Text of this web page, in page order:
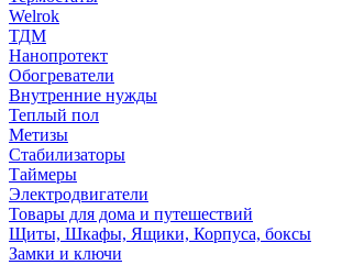
Welrok
ТДМ
Нанопротект
Обогреватели
Внутренние нужды
Теплый пол
Метизы
Стабилизаторы
Таймеры
Электродвигатели
Товары для дома и путешествий
Щиты, Шкафы, Ящики, Корпуса, боксы
Замки и ключи